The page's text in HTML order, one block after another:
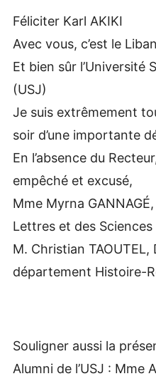
Féliciter Karl AKIKI
Avec vous, c’est le
Et bien sûr l’Université
(USJ)
Je suis extrêmement
soir d’une importante
En l’absence du
empêché et excusé,
Mme Myrna
Lettres et des Sciences
M. Christian TAOUTEL,
département Histoire-
Souligner aussi la
Alumni de l’USJ : Mme